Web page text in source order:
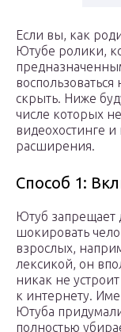
Если вы, как
Ютубе ролики,
скрыть. Ниже
числе которых
видеохостинге и
расширения.
Способ 1:
Ютуб запрещает
шокировать
взрослых,
лексикой, он
никак не
к интернету.
Ютуба
полностью